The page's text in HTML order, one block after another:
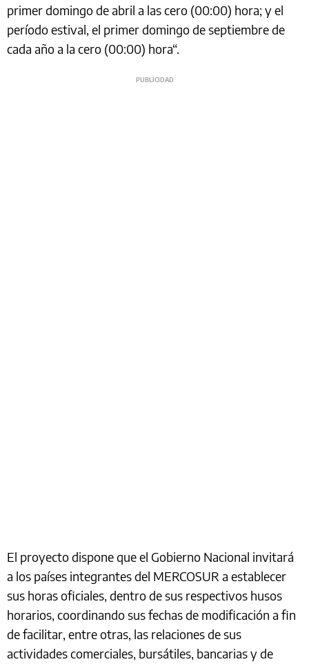
primer domingo de abril a las cero (00:00) hora; y el
período estival, el primer domingo de septiembre de
cada año a la cero (00:00) hora“.
El proyecto dispone que el Gobierno Nacional invitará
a los países integrantes del MERCOSUR a establecer
sus horas oficiales, dentro de sus respectivos husos
horarios, coordinando sus fechas de modificación a fin
de facilitar, entre otras, las relaciones de sus
actividades comerciales, bursátiles, bancarias y de